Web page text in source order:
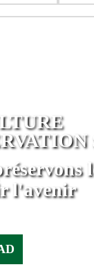
l'avenir